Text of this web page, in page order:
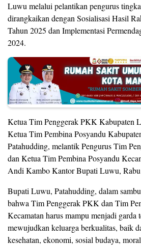
Luwu melalui pelantikan pengurus
dirangkaikan dengan Sosialisasi Hasil
Tahun 2025 dan Implementasi
2024.
Ketua Tim Penggerak PKK Kabupaten
Ketua Tim Pembina Posyandu
Patahudding, melantik Pengurus Tim
dan Ketua Tim Pembina Posyandu
Andi Kambo Kantor Bupati Luwu,
Bupati Luwu, Patahudding, dalam
bahwa Tim Penggerak PKK dan Tim
Kecamatan harus mampu menjadi garda
mewujudkan keluarga berkualitas, baik
kesehatan, ekonomi, sosial budaya,